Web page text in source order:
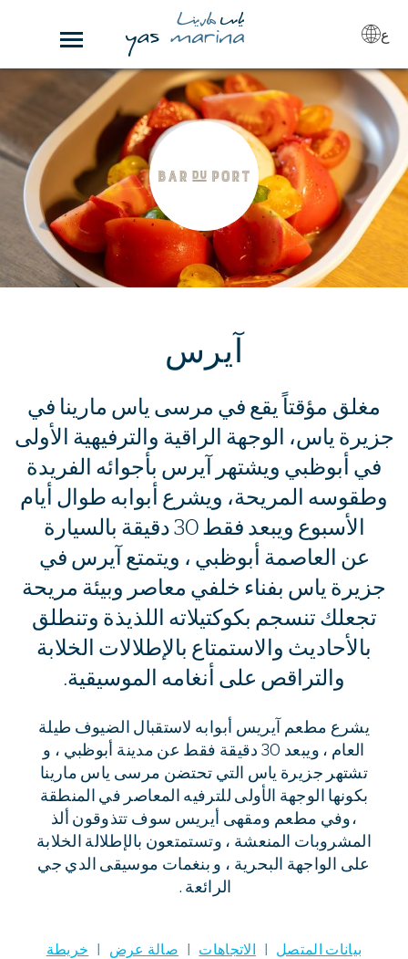
ع
آيرس
مغلق مؤقتاًيقع في مرسى ياس مارينا في
جزيرة ياس، الوجهة الراقية والترفيهية الأولى
في أبوظبي ويشتهر آيرس بأجوائه الفريدة
وطقوسه المريحة، ويشرع أبوابه طوال أيام
الأسبوع ويبعد فقط 30 دقيقة بالسيارة
عن العاصمة أبوظبي ، ويتمتع آيرس في
جزيرة ياس بفناء خلفي معاصر وبيئة مريحة
تجعلك تنسجم بكوكتيلاته اللذيذة وتنطلق
بالأحاديث والاستمتاع بالإطلالات الخلابة
والتراقص على أنغامه الموسيقية.
يشرع مطعم آيريس أبوابه لاستقبال الضيوف طيلة
العام ، ويبعد 30 دقيقة فقط عن مدينة أبوظبي ، و
تشتهر جزيرة ياس التي تحتضن مرسى ياس مارينا
بكونها الوجهة الأولى للترفيه المعاصر في المنطقة
،وفي مطعم ومقهى أيريس سوف تتذوقون ألذ
المشروبات المنعشة ، وتستمتعون بالإطلالة الخلابة
على الواجهة البحرية ، و بنغمات موسيقى الدي جي
الرائعة .
بيانات المتصل | الاتجاهات | صالة عرض | خريطة